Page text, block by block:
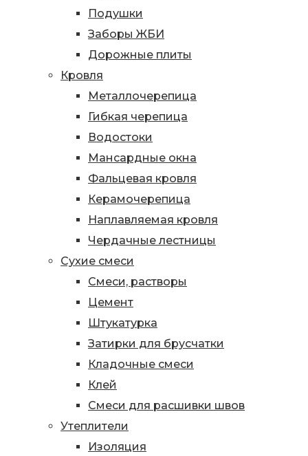
Подушки
Заборы ЖБИ
Дорожные плиты
Кровля
Металлочерепица
Гибкая черепица
Водостоки
Мансардные окна
Фальцевая кровля
Керамочерепица
Наплавляемая кровля
Чердачные лестницы
Сухие смеси
Смеси, растворы
Цемент
Штукатурка
Затирки для брусчатки
Кладочные смеси
Клей
Смеси для расшивки швов
Утеплители
Изоляция